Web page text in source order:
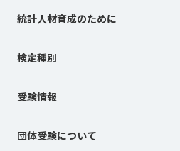
統計人材育成のために
検定種別
Show submenu for 検定種別
受験情報
Show submenu for 受験情報
団体受験について